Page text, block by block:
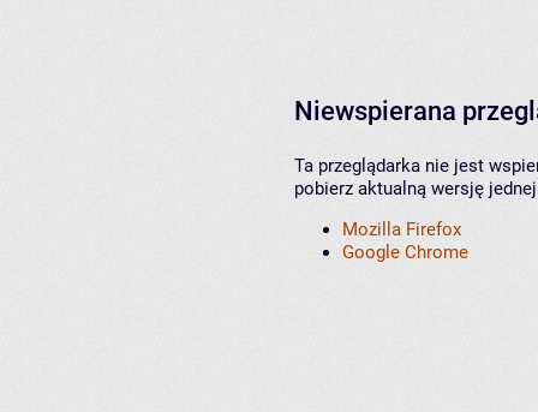
Niewspierana
Ta przeglądarka nie jest
pobierz aktualną wersję
Mozilla Firefox
Google Chrome